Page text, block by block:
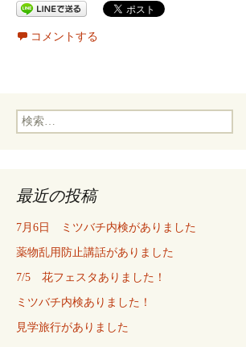
コメントする
検
索:
最近の投稿
7月6日 ミツバチ内検がありました
薬物乱用防止講話がありました
7/5 花フェスタありました！
ミツバチ内検ありました！
見学旅行がありました